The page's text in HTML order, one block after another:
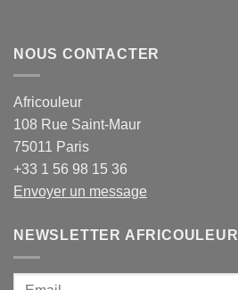
NOUS CONTACTER
Africouleur
108 Rue Saint-Maur
75011 Paris
+33 1 56 98 15 36
Envoyer un message
NEWSLETTER AFRICOULEUR